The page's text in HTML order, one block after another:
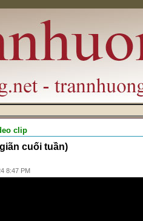
clip
cuối tuần)
8:47 PM